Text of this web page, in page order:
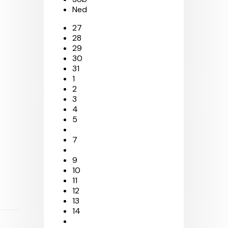
Ned
27
28
29
30
31
1
2
3
4
5
7
9
10
11
12
13
14